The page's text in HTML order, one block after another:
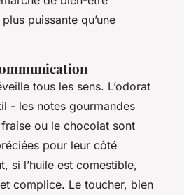
puissante qu’une
tous les sens. L’odorat
- les notes gourmandes
ou le chocolat sont
pour leur côté
si l’huile est comestible,
complice. Le toucher, bien